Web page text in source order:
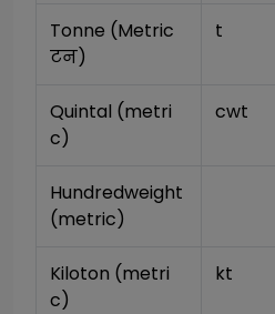
Tonne (Metric
टन)
t
Quintal (metri
c)
cwt
Hundredweight
(metric)
Kiloton (metri
c)
kt